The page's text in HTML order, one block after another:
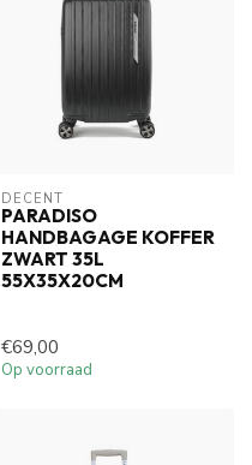
DECENT
PARADISO
HANDBAGAGE KOFFER
ZWART 35L
55X35X20CM
€69,00
Op voorraad